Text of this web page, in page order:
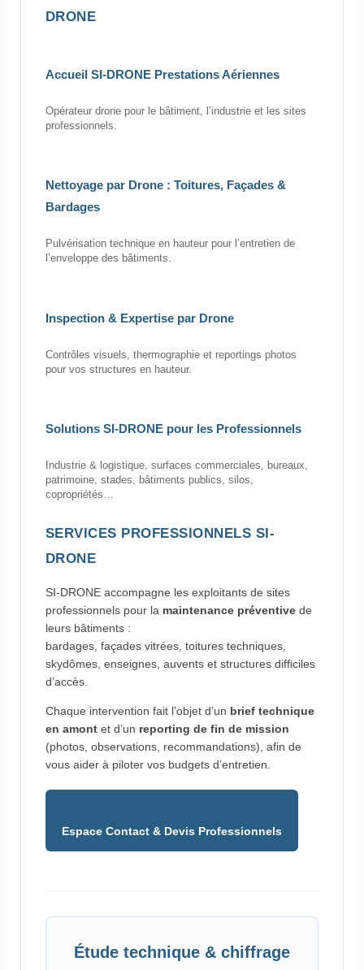
DRONE
Accueil SI-DRONE Prestations Aériennes
Opérateur drone pour le bâtiment, l’industrie et les sites
professionnels.
Nettoyage par Drone : Toitures, Façades &
Bardages
Pulvérisation technique en hauteur pour l’entretien de
l’enveloppe des bâtiments.
Inspection & Expertise par Drone
Contrôles visuels, thermographie et reportings photos
pour vos structures en hauteur.
Solutions SI-DRONE pour les Professionnels
Industrie & logistique, surfaces commerciales, bureaux,
patrimoine, stades, bâtiments publics, silos,
copropriétés…
SERVICES PROFESSIONNELS SI-
DRONE
SI-DRONE accompagne les exploitants de sites
professionnels pour la maintenance préventivede
leurs bâtiments :
bardages, façades vitrées, toitures techniques,
skydômes, enseignes, auvents et structures difficiles
d’accès.
Chaque intervention fait l’objet d’un brief technique
en amontet d’un reporting de fin de mission
(photos, observations, recommandations), afin de
vous aider à piloter vos budgets d’entretien.
Espace Contact & Devis Professionnels
Étude technique & chiffrage